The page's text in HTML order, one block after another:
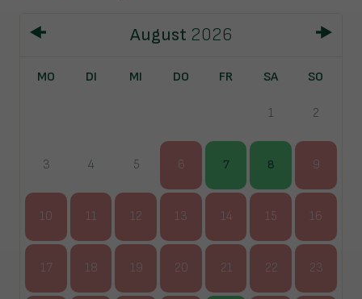
August 2026
MO DI MI DO FR SA SO
1 2
3 4 5 6 7 8 9
10 11 12 13 14 15 16
17 18 19 20 21 22 23